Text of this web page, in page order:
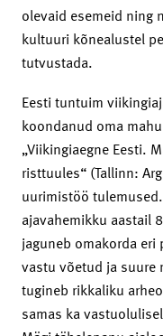
olevaid esemeid ning
kultuuri kõnealustel
tutvustada.
Eesti tuntuim
koondanud oma
„Viikingiaegne Eesti.
risttuules“ (Tallinn:
uurimistöö
ajavahemikku aastail
jaguneb omakorda
vastu võetud ja suure
tugineb rikkaliku
samas ka